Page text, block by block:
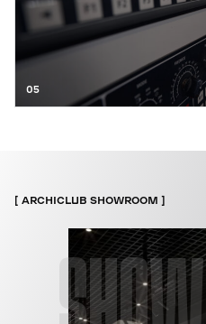
05
ARCHICLUB SHOWROOM